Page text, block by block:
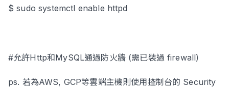
$ sudo systemctl enable httpd
#允許Http和MySQL通過防火牆 (需已裝過 firewall)
ps. 若為AWS, GCP等雲端主機則使用控制台的 Security